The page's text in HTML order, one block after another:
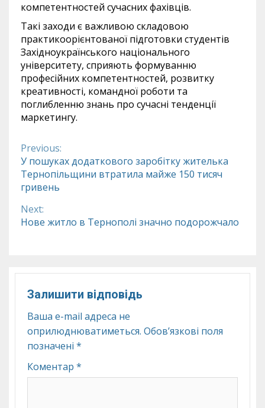
компетентностей сучасних фахівців.
Такі заходи є важливою складовою
практикоорієнтованої підготовки студентів
Західноукраїнського національного
університету, сприяють формуванню
професійних компетентностей, розвитку
креативності, командної роботи та
поглибленню знань про сучасні тенденції
маркетингу.
Continue
Reading
Previous:
У пошуках додаткового заробітку жителька
Тернопільщини втратила майже 150 тисяч
гривень
Next:
Нове житло в Тернополі значно подорожчало
Залишити відповідь
Ваша e-mail адреса не
оприлюднюватиметься. Обов’язкові поля
позначені *
Коментар *